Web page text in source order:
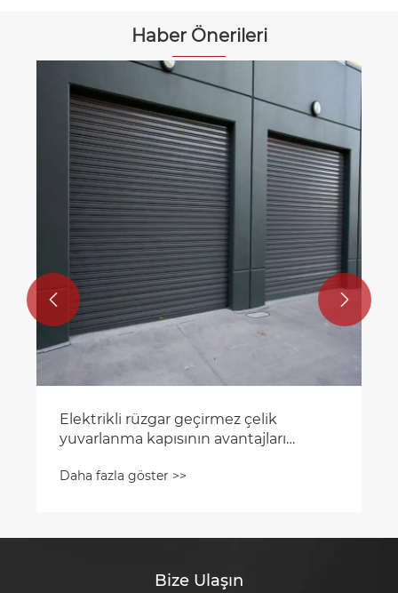
Haber Önerileri
Qingdao Norton tarafından üretilen
kepenklerin avantajları nelerdir?
Daha fazla göster >>
 
Bize Ulaşın